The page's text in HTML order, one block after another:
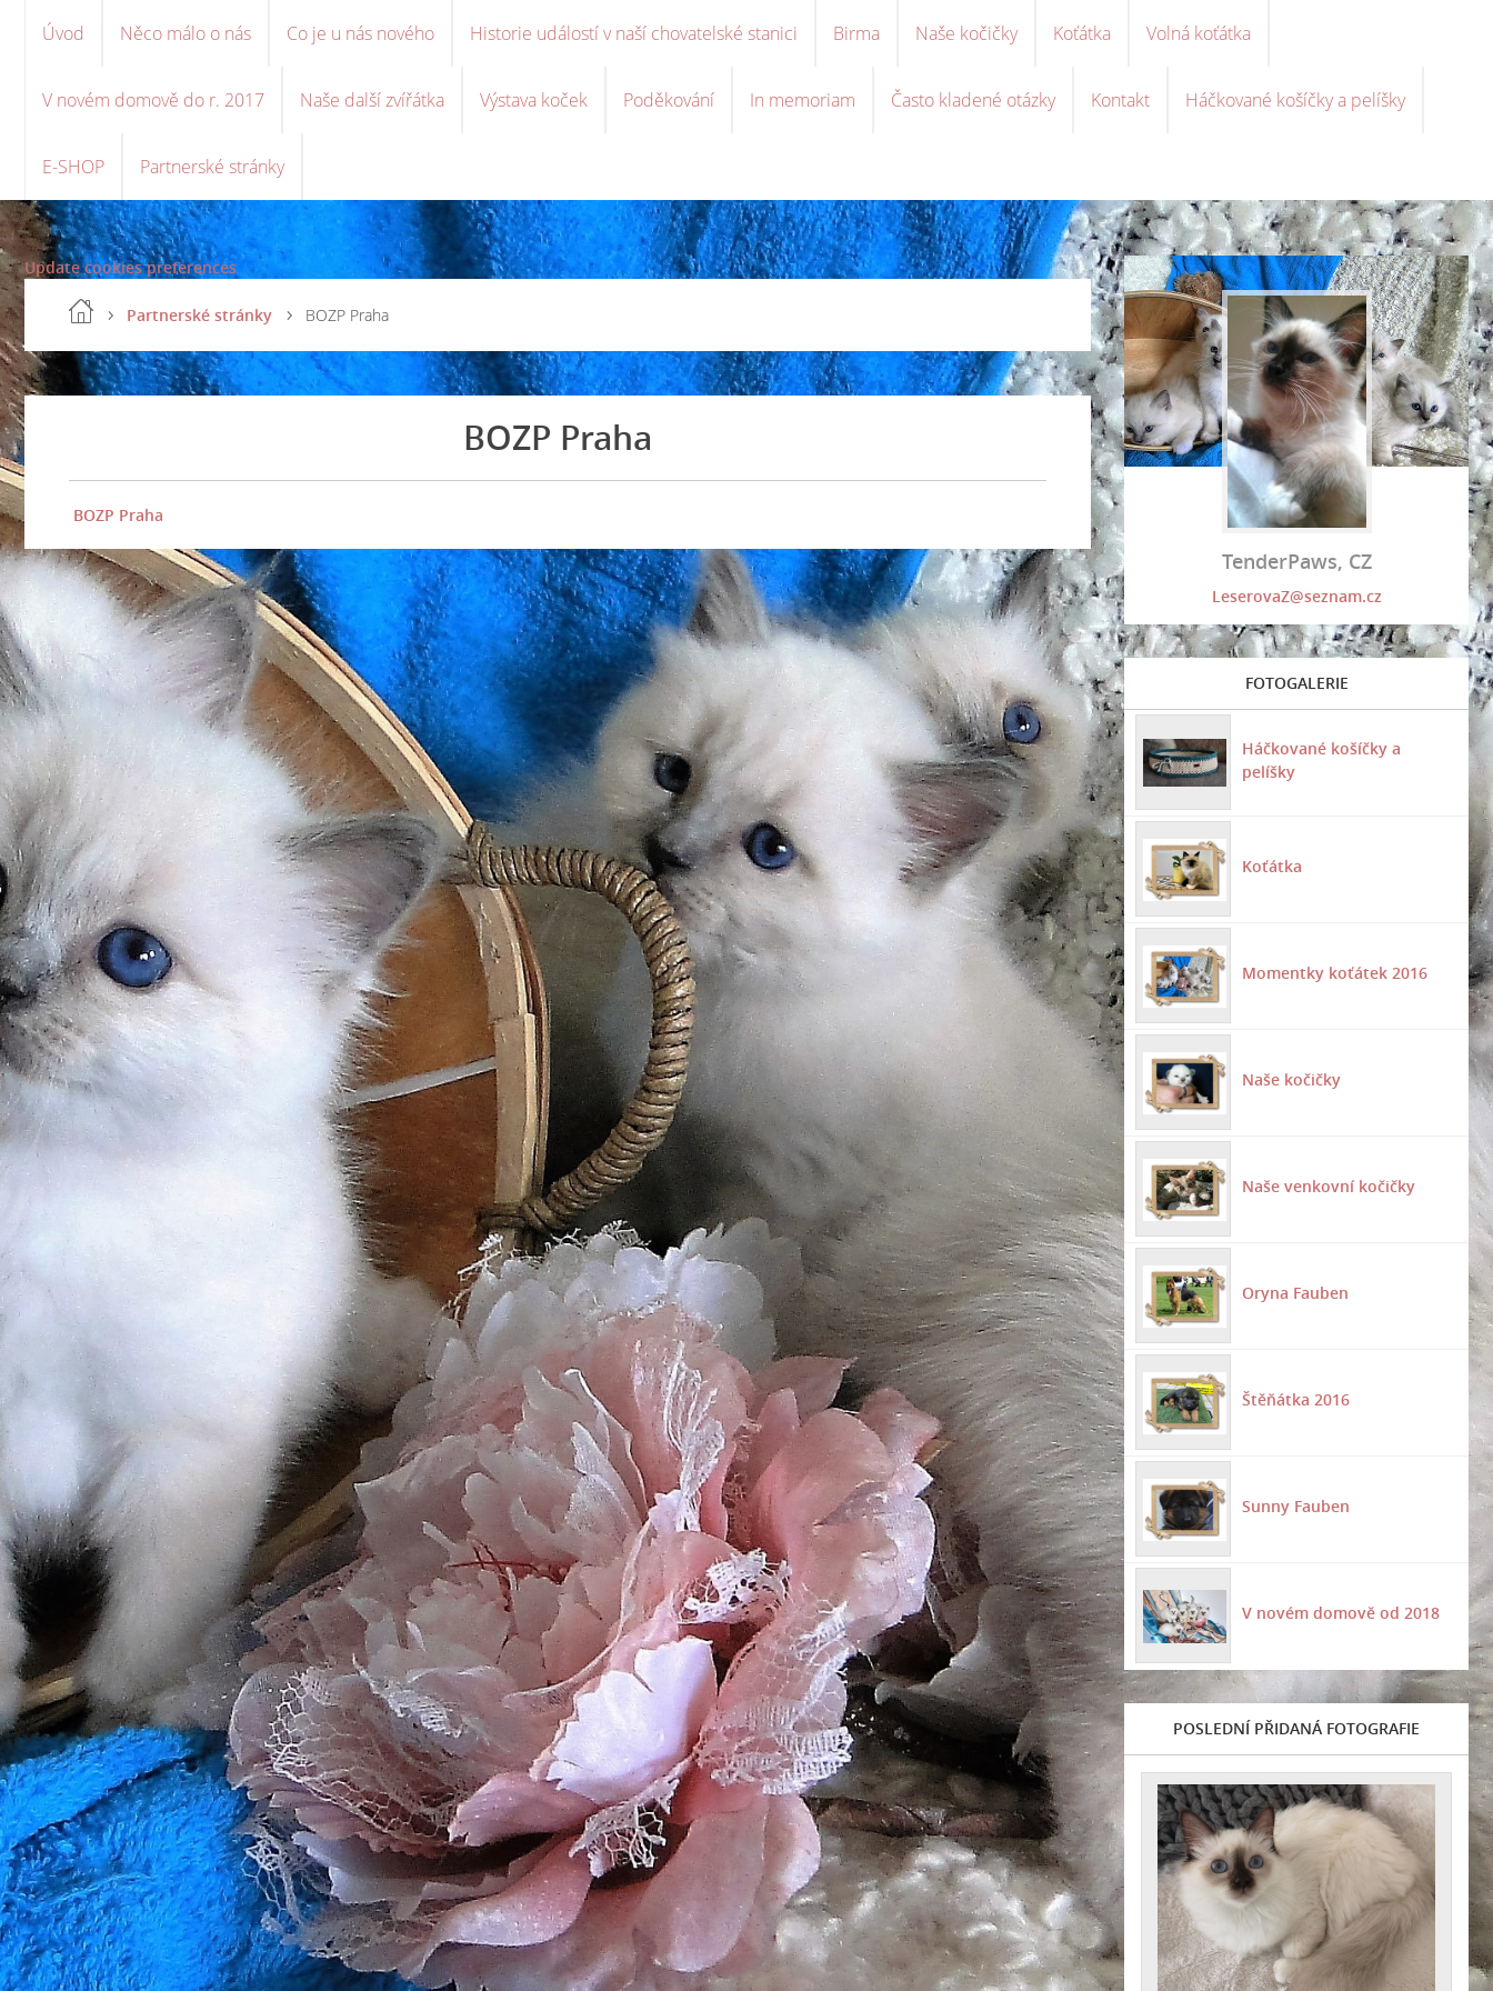
Úvod Něco málo o nás Co je u nás nového Historie událostí v naší chovatelské stanici Birma Naše kočičky Koťátka Volná koťátka
V novém domově do r. 2017 Naše další zvířátka Výstava koček Poděkování In memoriam Často kladené otázky Kontakt Háčkované košíčky a pelíšky
E-SHOP Partnerské stránky
Update cookies preferences
Partnerské stránky BOZP Praha
BOZP Praha
BOZP Praha
TenderPaws, CZ
LeserovaZ@seznam.cz
FOTOGALERIE
Háčkované košíčky a
pelíšky
Koťátka
Momentky koťátek 2016
Naše kočičky
Naše venkovní kočičky
Oryna Fauben
Štěňátka 2016
Sunny Fauben
V novém domově od 2018
POSLEDNÍ PŘIDANÁ FOTOGRAFIE